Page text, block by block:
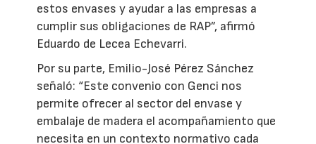
estos envases y ayudar a las empresas a
cumplir sus obligaciones de RAP”, afirmó
Eduardo de Lecea Echevarri.
Por su parte, Emilio-José Pérez Sánchez
señaló: “Este convenio con Genci nos
permite ofrecer al sector del envase y
embalaje de madera el acompañamiento que
necesita en un contexto normativo cada